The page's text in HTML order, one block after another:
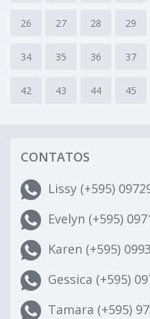
26 27 28 29
34 35 36 37
42 43 44 45
CONTATOS
Lissy (+595)
Evelyn (+595)
Karen (+595)
Gessica (+595)
Tamara (+595)